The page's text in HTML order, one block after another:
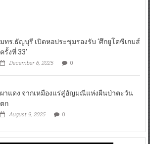
มทร.ธัญบุรี เปิดหอประชุมรองรับ ‘ศึกยูโดซีเกมส์
ครั้งที่ 33’
December 6, 2025 0
ผาแดง จากเหมืองแร่สู่อัญมณีแห่งผืนป่าตะวัน
ตก
August 9, 2025 0